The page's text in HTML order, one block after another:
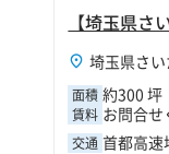
埼玉県さ
面積 約300 坪
賃料 お問合せ
交通 首都高